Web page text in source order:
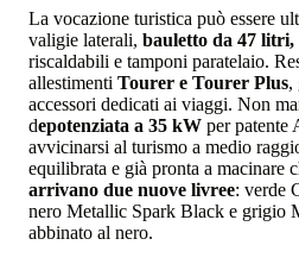
La vocazione turistica può essere
valigie laterali, bauletto da 47 litri,
riscaldabili e tamponi paratelaio.
allestimenti Tourer e Tourer Plus,
accessori dedicati ai viaggi. Non
depotenziata a 35 kW per patente
avvicinarsi al turismo a medio
equilibrata e già pronta a macinare
arrivano due nuove livree: verde
nero Metallic Spark Black e grigio
abbinato al nero.